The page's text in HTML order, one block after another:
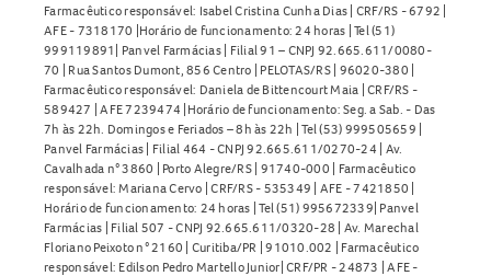
Farmacêutico responsável: Isabel Cristina Cunha Dias | CRF/RS - 6792 |
AFE - 7318170 |Horário de funcionamento: 24 horas | Tel (51)
999119891| Panvel Farmácias | Filial 91 – CNPJ 92.665.611/0080-
70 | Rua Santos Dumont, 856 Centro | PELOTAS/RS | 96020-380 |
Farmacêutico responsável: Daniela de Bittencourt Maia | CRF/RS -
589427 | AFE 7239474 |Horário de funcionamento: Seg. a Sab. - Das
7h às 22h. Domingos e Feriados – 8h às 22h | Tel (53) 999505659 |
Panvel Farmácias | Filial 464 - CNPJ 92.665.611/0270-24 | Av.
Cavalhada n° 3860 | Porto Alegre/RS | 91740-000 | Farmacêutico
responsável: Mariana Cervo | CRF/RS - 535349 | AFE - 7421850 |
Horário de funcionamento: 24 horas | Tel (51) 995672339| Panvel
Farmácias | Filial 507 - CNPJ 92.665.611/0320-28 | Av. Marechal
Floriano Peixoto n° 2160 | Curitiba/PR | 91010.002 | Farmacêutico
responsável: Edilson Pedro Martello Junior| CRF/PR - 24873 | AFE -